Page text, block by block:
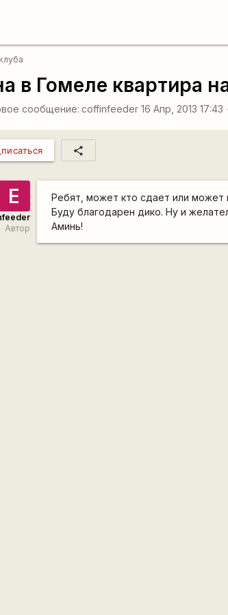
в Гомеле квартира
сообщение: coffinfeeder 16 Апр, 2013 17:43
share
Е
Автор
Ребят, может кто сдает или может
Буду благодарен дико. Ну и
Аминь!